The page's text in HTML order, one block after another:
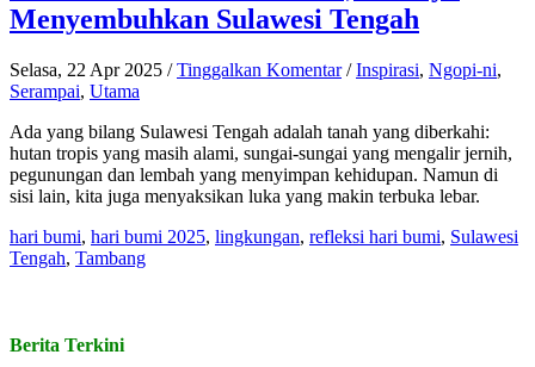
Menyembuhkan Sulawesi Tengah
Selasa, 22 Apr 2025 /Tinggalkan Komentar /Inspirasi, Ngopi-ni,
Serampai, Utama
Ada yang bilang Sulawesi Tengah adalah tanah yang diberkahi:
hutan tropis yang masih alami, sungai-sungai yang mengalir jernih,
pegunungan dan lembah yang menyimpan kehidupan. Namun di
sisi lain, kita juga menyaksikan luka yang makin terbuka lebar.
hari bumi, hari bumi 2025, lingkungan, refleksi hari bumi, Sulawesi
Tengah, Tambang
Berita Terkini